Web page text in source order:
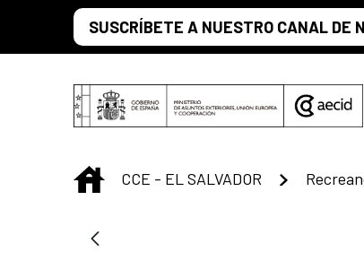
Saltar al contenido principal
SUSCRÍBETE A NUESTRO CANAL DE
INICIO
CCE - EL SALVADOR